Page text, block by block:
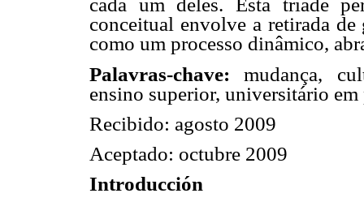
cada um deles. Esta tríade
conceitual envolve a retirada
como um processo dinâmico,
Palavras-chave:mudança,
ensino superior, universitário
Recibido: agosto 2009
Aceptado: octubre 2009
Introducción